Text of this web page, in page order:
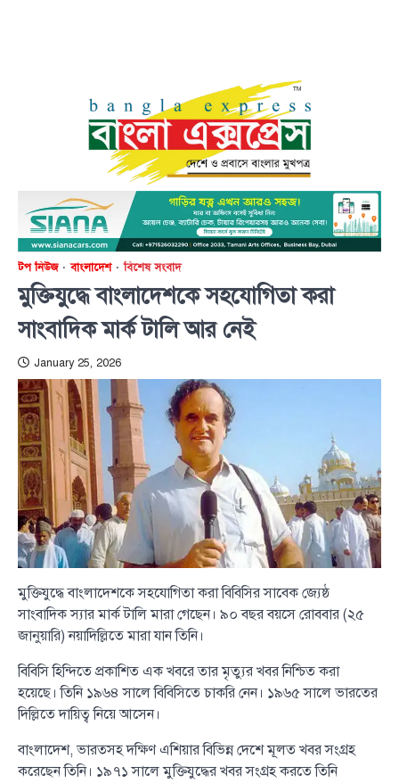
টপ নিউজ বাংলাদেশ বিশেষ সংবাদ
মুক্তিযুদ্ধে বাংলাদেশকে সহযোগিতা করা
সাংবাদিক মার্ক টালি আর নেই
January 25, 2026
মুক্তিযুদ্ধে বাংলাদেশকে সহযোগিতা করা বিবিসির সাবেক জ্যেষ্ঠ
সাংবাদিক স্যার মার্ক টালি মারা গেছেন। ৯০ বছর বয়সে রোববার (২৫
জানুয়ারি) নয়াদিল্লিতে মারা যান তিনি।
বিবিসি হিন্দিতে প্রকাশিত এক খবরে তার মৃত্যুর খবর নিশ্চিত করা
হয়েছে। তিনি ১৯৬৪ সালে বিবিসিতে চাকরি নেন। ১৯৬৫ সালে ভারতের
দিল্লিতে দায়িত্ব নিয়ে আসেন।
বাংলাদেশ, ভারতসহ দক্ষিণ এশিয়ার বিভিন্ন দেশে মূলত খবর সংগ্রহ
করেছেন তিনি। ১৯৭১ সালে মুক্তিযুদ্ধের খবর সংগ্রহ করতে তিনি